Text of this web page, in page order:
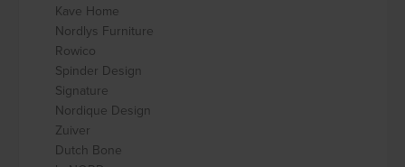
Kave Home
Nordlys Furniture
Rowico
Spinder Design
Signature
Nordique Design
Zuiver
Dutch Bone